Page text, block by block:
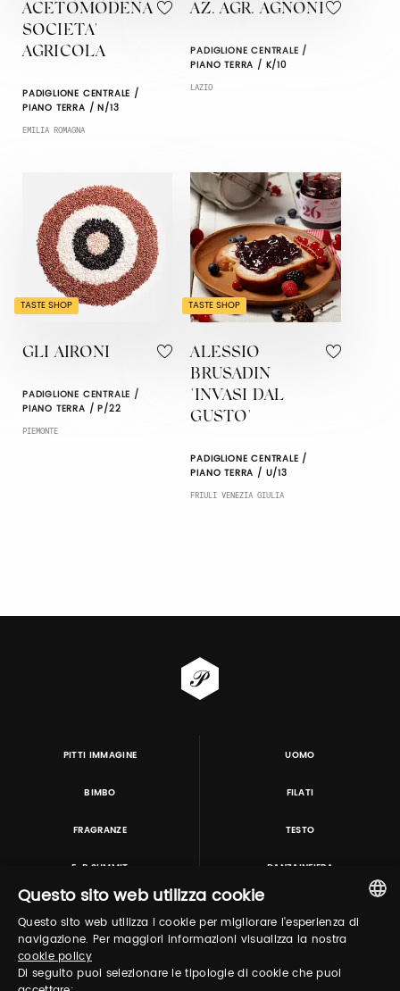
ACETOMODENA
SOCIETA'
AGRICOLA
PADIGLIONE CENTRALE /
PIANO TERRA / N/13
EMILIA ROMAGNA
AZ. AGR. AGNONI
PADIGLIONE CENTRALE /
PIANO TERRA / K/10
LAZIO
TASTE SHOP
GLI AIRONI
PADIGLIONE CENTRALE /
PIANO TERRA / P/22
PIEMONTE
TASTE SHOP
ALESSIO
BRUSADIN
"INVASI DAL
GUSTO"
PADIGLIONE CENTRALE /
PIANO TERRA / U/13
FRIULI VENEZIA GIULIA
PITTI IMMAGINE UOMO
BIMBO FILATI
FRAGRANZE TESTO
E-P SUMMIT DANZAINFIERA
TUTORING & CONSULTING
ITALIAN
Questo sito web utilizza cookie
Questo sito web utilizza i cookie per migliorare l'esperienza di
navigazione. Per maggiori informazioni visualizza la nostra
cookie policy
Di seguito puoi selezionare le tipologie di cookie che puoi